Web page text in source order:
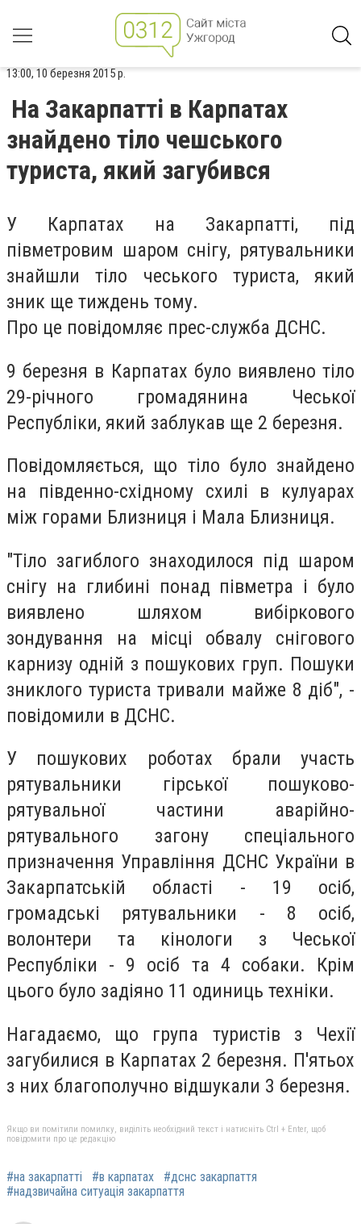
13:00, 10 березня 2015 р.
На Закарпатті в Карпатах
знайдено тіло чешського
туриста, який загубився
У Карпатах на Закарпатті, під
півметровим шаром снігу, рятувальники
знайшли тіло чеського туриста, який
зник ще тиждень тому.
Про це повідомляє прес-служба ДСНС.
9 березня в Карпатах було виявлено тіло
29-річного громадянина Чеської
Республіки, який заблукав ще 2 березня.
Повідомляється, що тіло було знайдено
на південно-східному схилі в кулуарах
між горами Близниця і Мала Близниця.
"Тіло загиблого знаходилося під шаром
снігу на глибині понад півметра і було
виявлено шляхом вибіркового
зондування на місці обвалу снігового
карнизу одній з пошукових груп. Пошуки
зниклого туриста тривали майже 8 діб", -
повідомили в ДСНС.
У пошукових роботах брали участь
рятувальники гірської пошуково-
рятувальної частини аварійно-
рятувального загону спеціального
призначення Управління ДСНС України в
Закарпатській області - 19 осіб,
громадські рятувальники - 8 осіб,
волонтери та кінологи з Чеської
Республіки - 9 осіб та 4 собаки. Крім
цього було задіяно 11 одиниць техніки.
Нагадаємо, що група туристів з Чехії
загубилися в Карпатах 2 березня. П'ятьох
з них благополучно відшукали 3 березня.
Якщо ви помітили помилку, виділіть необхідний текст і натисніть Ctrl + Enter, щоб
повідомити про це редакцію
#на закарпатті #в карпатах
#дснс закарпаття
#надзвичайна ситуація закарпаття